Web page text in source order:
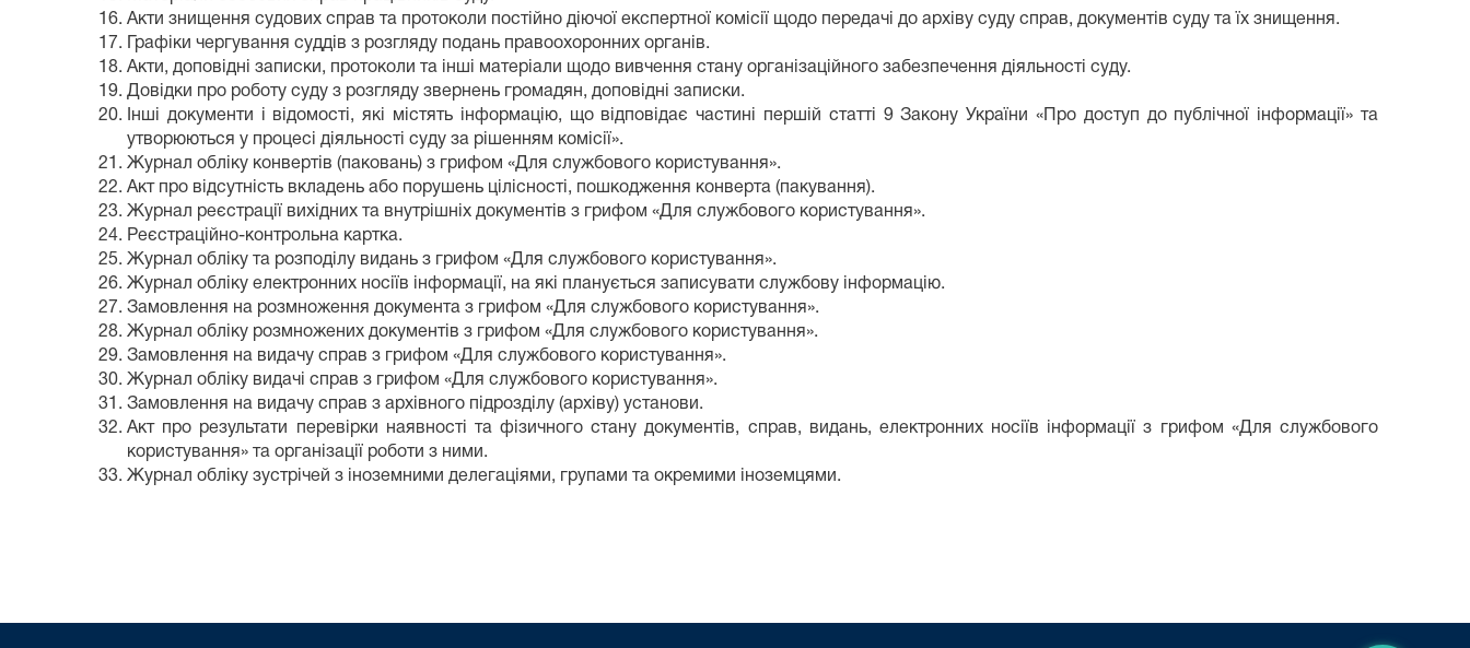
Акти знищення судових справ та протоколи постійно діючої експертної комісії щодо передачі до архіву суду справ, документів суду та їх знищення.
Графіки чергування суддів з розгляду подань правоохоронних органів.
Акти, доповідні записки, протоколи та інші матеріали щодо вивчення стану організаційного забезпечення діяльності суду.
Довідки про роботу суду з розгляду звернень громадян, доповідні записки.
Інші документи і відомості, які містять інформацію, що відповідає частині першій статті 9 Закону України «Про доступ до публічної інформації» та
утворюються у процесі діяльності суду за рішенням комісії».
Журнал обліку конвертів (паковань) з грифом «Для службового користування».
Акт про відсутність вкладень або порушень цілісності, пошкодження конверта (пакування).
Журнал реєстрації вихідних та внутрішніх документів з грифом «Для службового користування».
Реєстраційно-контрольна картка.
Журнал обліку та розподілу видань з грифом «Для службового користування».
Журнал обліку електронних носіїв інформації, на які планується записувати службову інформацію.
Замовлення на розмноження документа з грифом «Для службового користування».
Журнал обліку розмножених документів з грифом «Для службового користування».
Замовлення на видачу справ з грифом «Для службового користування».
Журнал обліку видачі справ з грифом «Для службового користування».
Замовлення на видачу справ з архівного підрозділу (архіву) установи.
Акт про результати перевірки наявності та фізичного стану документів, справ, видань, електронних носіїв інформації з грифом «Для службового
користування» та організації роботи з ними.
Журнал обліку зустрічей з іноземними делегаціями, групами та окремими іноземцями.